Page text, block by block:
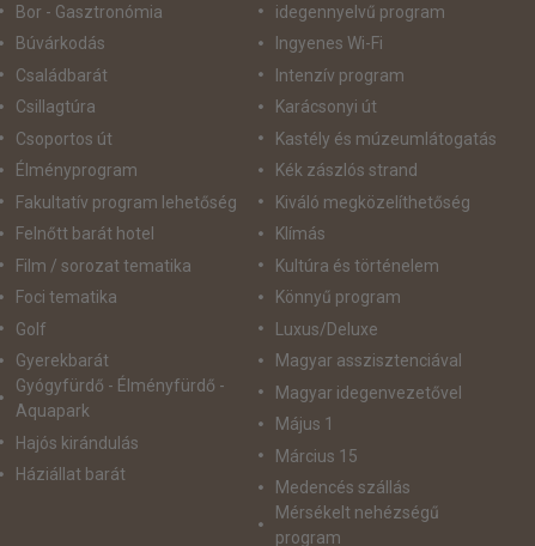
Bor - Gasztronómia
Búvárkodás
Családbarát
Csillagtúra
Csoportos út
Élményprogram
Fakultatív program lehetőség
Felnőtt barát hotel
Film / sorozat tematika
Foci tematika
Golf
Gyerekbarát
Gyógyfürdő - Élményfürdő -
Aquapark
Hajós kirándulás
Háziállat barát
idegennyelvű program
Ingyenes Wi-Fi
Intenzív program
Karácsonyi út
Kastély és múzeumlátogatás
Kék zászlós strand
Kiváló megközelíthetőség
Klímás
Kultúra és történelem
Könnyű program
Luxus/Deluxe
Magyar asszisztenciával
Magyar idegenvezetővel
Május 1
Március 15
Medencés szállás
Mérsékelt nehézségű
program